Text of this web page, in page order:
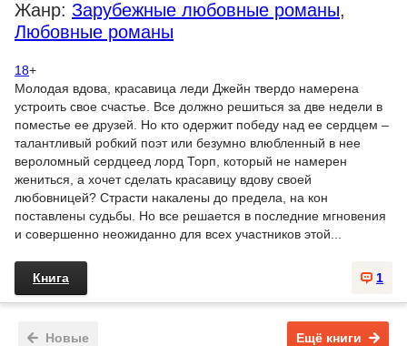
Жанр: Зарубежные любовные романы,
Любовные романы
18+
Молодая вдова, красавица леди Джейн твердо намерена
устроить свое счастье. Все должно решиться за две недели в
поместье ее друзей. Но кто одержит победу над ее сердцем –
талантливый робкий поэт или безумно влюбленный в нее
вероломный сердцеед лорд Торп, который не намерен
жениться, а хочет сделать красавицу вдову своей
любовницей? Страсти накалены до предела, на кон
поставлены судьбы. Но все решается в последние мгновения
и совершенно неожиданно для всех участников этой...
1
Книга
Новые Ещё книги